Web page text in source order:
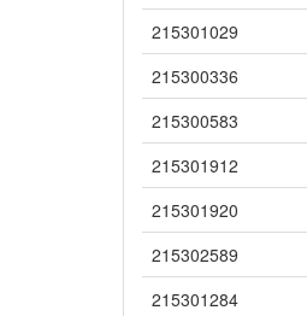
215301029
215300336
215300583
215301912
215301920
215302589
215301284